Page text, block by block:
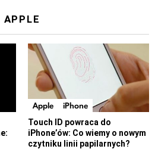
APPLE
Apple iPhone
Touch ID powraca do
iPhone’ów: Co wiemy o nowym
czytniku linii papilarnych?